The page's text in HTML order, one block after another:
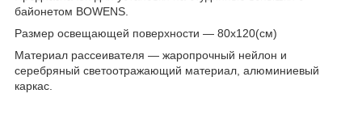
байонетом BOWENS.
Размер освещающей поверхности ― 80х120(см)
Материал рассеивателя ― жаропрочный нейлон и
серебряный светоотражающий материал, алюминиевый
каркас.